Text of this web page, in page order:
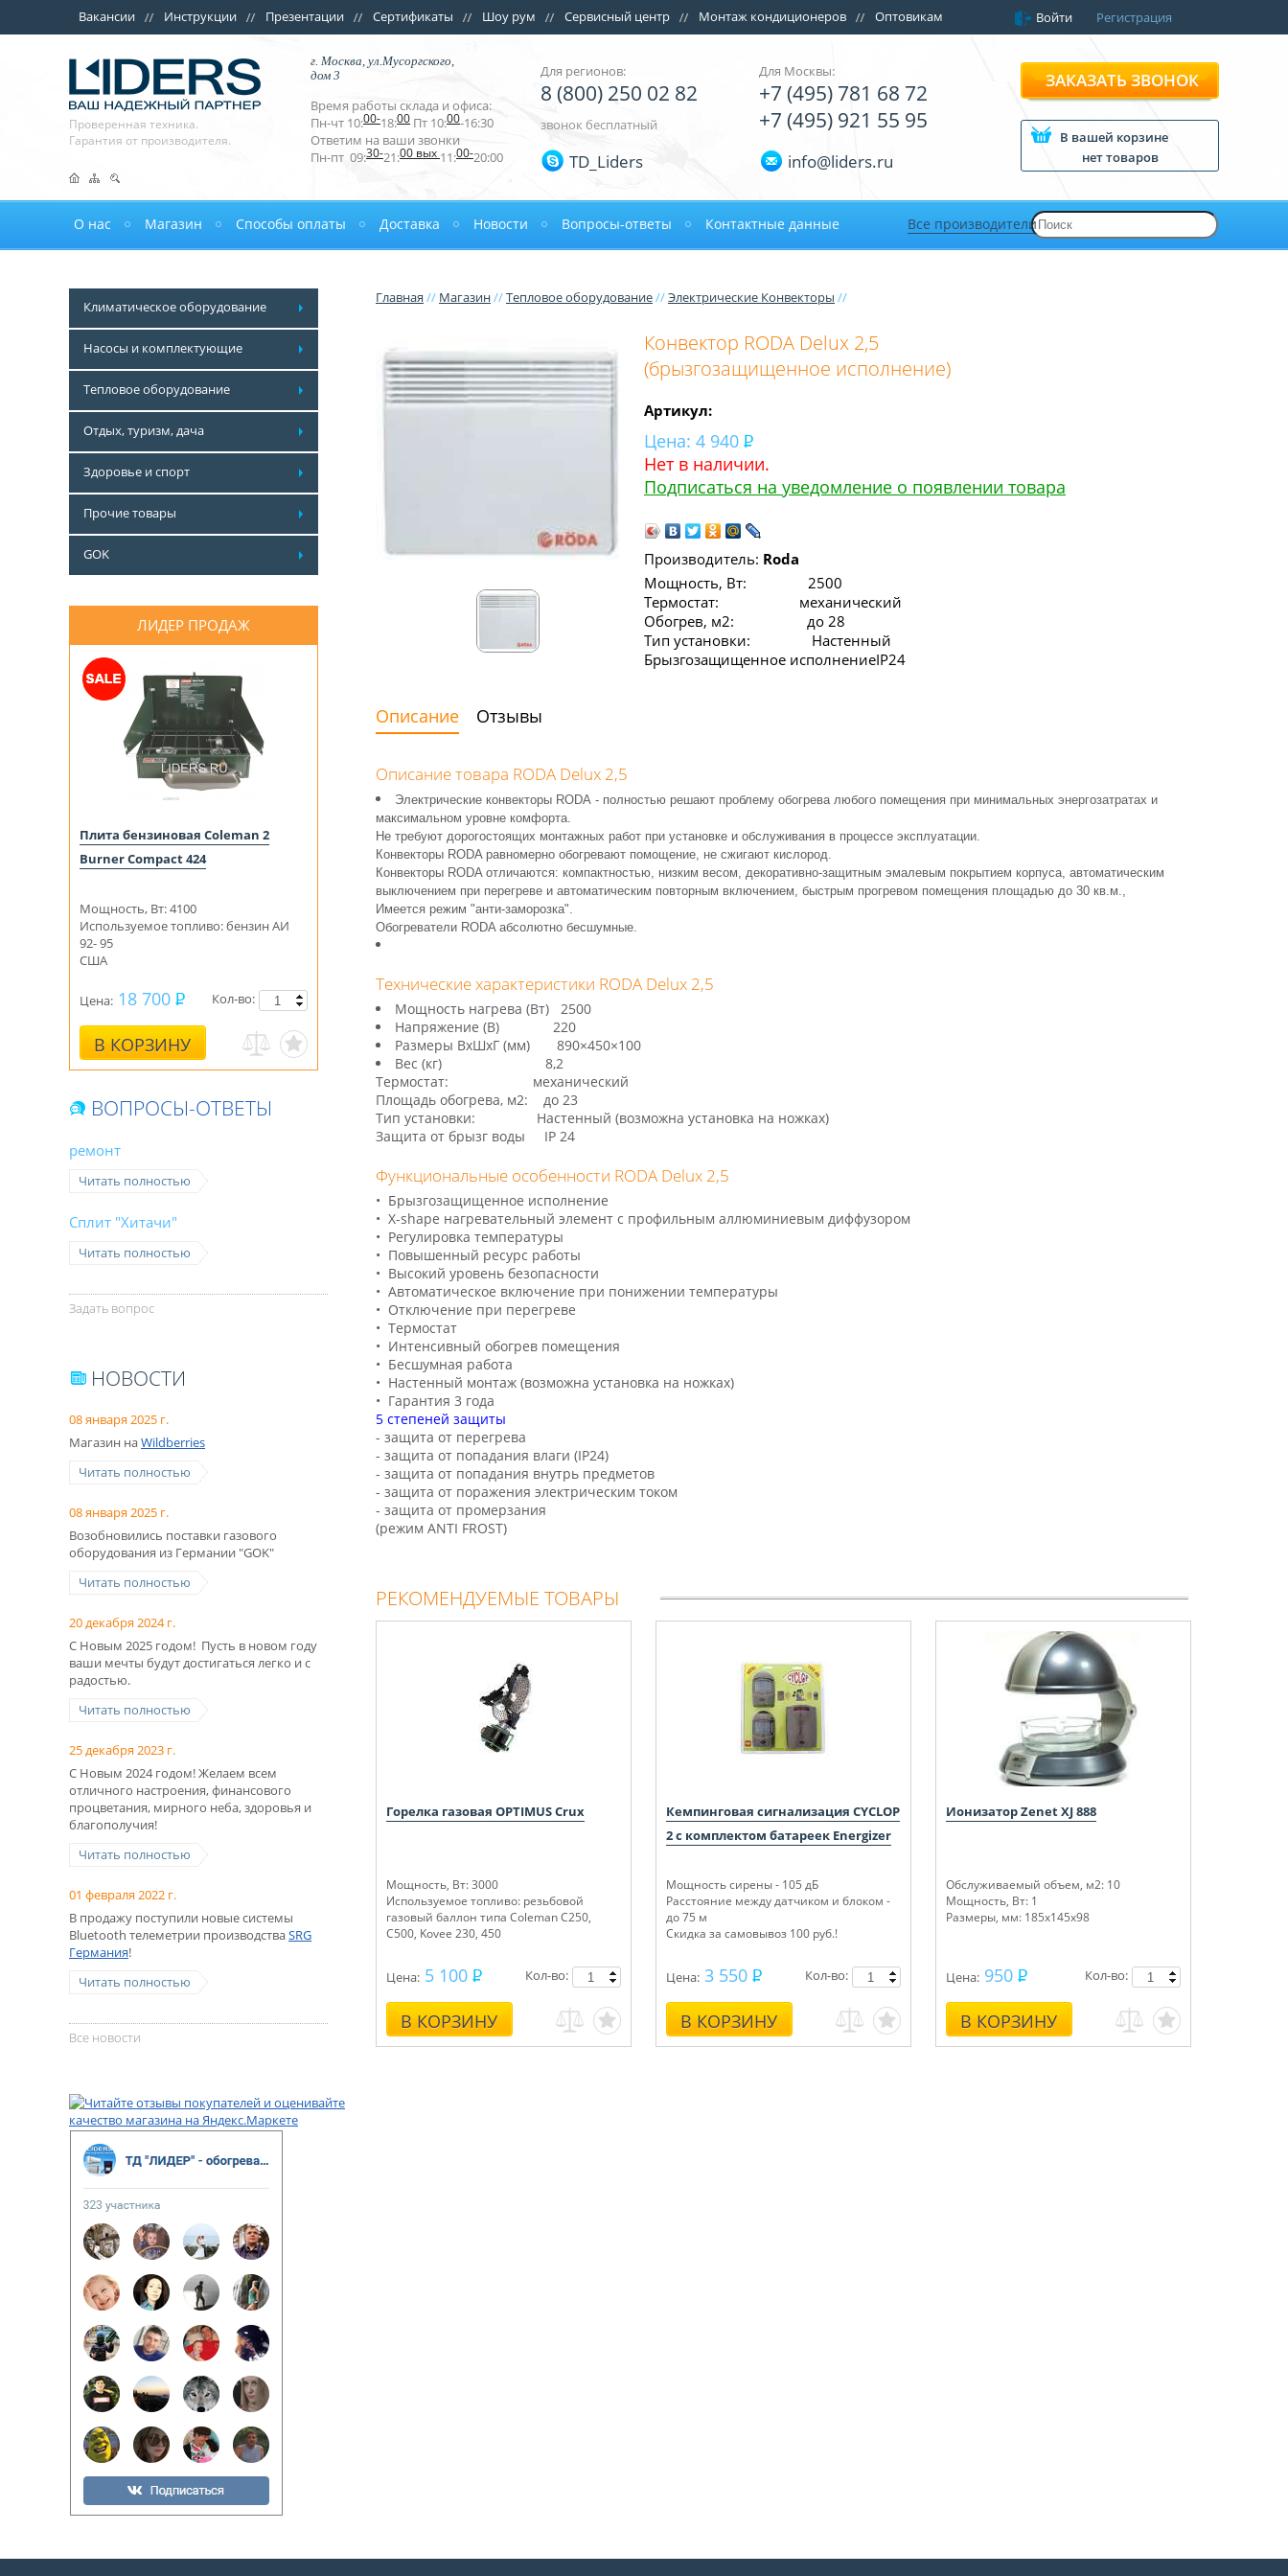
Вакансии Инструкции Презентации Сертификаты Шоу рум Сервисный центр Монтаж кондиционеров Оптовикам Войти Регистрация
Проверенная техника.
Гарантия от производителя.
г. Москва, ул.Мусоргского,
дом 3
Время работы склада и офиса:
Пн-чт 10:00-18:00 Пт 10:00-16:30
Ответим на ваши звонки
Пн-пт 09:30-21:00 вых 11:00-20:00
Для регионов:
8 (800) 250 02 82
звонок бесплатный
TD_Liders
Для Москвы:
+7 (495) 781 68 72
+7 (495) 921 55 95
info@liders.ru
ЗАКАЗАТЬ ЗВОНОК
В вашей корзине
нет товаров
О нас Магазин Способы оплаты Доставка Новости Вопросы-ответы Контактные данные Все производители
Климатическое оборудование
Насосы и комплектующие
Тепловое оборудование
Отдых, туризм, дача
Здоровье и спорт
Прочие товары
GOK
ЛИДЕР ПРОДАЖ
Плита бензиновая Coleman 2
Burner Compact 424
Мощность, Вт: 4100
Используемое топливо: бензин АИ
92- 95
США
Цена: 18 700
В КОРЗИНУ
Кол-во:
ВОПРОСЫ-ОТВЕТЫ
ремонт
Читать полностью
Сплит "Хитачи"
Читать полностью
Задать вопрос
НОВОСТИ
08 января 2025 г.
Магазин наWildberries
Читать полностью
08 января 2025 г.
Возобновились поставки газового
оборудования из Германии "GOK"
Читать полностью
20 декабря 2024 г.
С Новым 2025 годом! Пусть в новом году
ваши мечты будут достигаться легко и с
радостью.
Читать полностью
25 декабря 2023 г.
С Новым 2024 годом! Желаем всем
отличного настроения, финансового
процветания, мирного неба, здоровья и
благополучия!
Читать полностью
01 февраля 2022 г.
В продажу поступили новые системы
Bluetooth телеметрии производстваSRG
Германия!
Читать полностью
Все новости
Главная // Магазин//Тепловое оборудование//Электрические Конвекторы //
Конвектор RODA Delux 2,5
(брызгозащищенное исполнение)
Артикул:
Цена: 4 940
Нет в наличии.
Подписаться на уведомление о появлении товара
Производитель: Roda
Мощность, Вт: 2500
Термостат: механический
Обогрев, м2: до 28
Тип установки: Настенный
Брызгозащищенное исполнениеIP24
Описание Отзывы
Описание товара RODA Delux 2,5
Электрические конвекторы RODA - полностью решают проблему обогрева любого помещения при минимальных энергозатратах и
максимальном уровне комфорта.
Не требуют дорогостоящих монтажных работ при установке и обслуживания в процессе эксплуатации.
Конвекторы RODA равномерно обогревают помощение, не сжигают кислород.
Конвекторы RODA отличаются: компактностью, низким весом, декоративно-защитным эмалевым покрытием корпуса, автоматическим
выключением при перегреве и автоматическим повторным включением, быстрым прогревом помещения площадью до 30 кв.м.,
Имеется режим "анти-заморозка".
Обогреватели RODA абсолютно бесшумные.
Технические характеристики RODA Delux 2,5
Мощность нагрева (Вт) 2500
Напряжение (В) 220
Размеры ВхШхГ (мм) 890×450×100
Вес (кг) 8,2
Термостат: механический
Площадь обогрева, м2: до 23
Тип установки: Настенный (возможна установка на ножках)
Защита от брызг воды IP 24
Функциональные особенности RODA Delux 2,5
• Брызгозащищенное исполнение
• Х-shape нагревательный элемент с профильным аллюминиевым диффузором
• Регулировка температуры
• Повышенный ресурс работы
• Высокий уровень безопасности
• Автоматическое включение при понижении температуры
• Отключение при перегреве
• Термостат
• Интенсивный обогрев помещения
• Бесшумная работа
• Настенный монтаж (возможна установка на ножках)
• Гарантия 3 года
5 степеней защиты
- защита от перегрева
- защита от попадания влаги (IP24)
- защита от попадания внутрь предметов
- защита от поражения электрическим током
- защита от промерзания
(режим ANTI FROST)
РЕКОМЕНДУЕМЫЕ ТОВАРЫ
Горелка газовая OPTIMUS Crux
Мощность, Вт: 3000
Используемое топливо: резьбовой
газовый баллон типа Coleman C250,
C500, Kovee 230, 450
Цена: 5 100
В КОРЗИНУ
Кол-во:
Кемпинговая сигнализация CYCLOP
2 с комплектом батареек Energizer
Мощность сирены - 105 дБ
Расстояние между датчиком и блоком -
до 75 м
Скидка за самовывоз 100 руб.!
Цена: 3 550
В КОРЗИНУ
Кол-во:
Ионизатор Zenet XJ 888
Обслуживаемый объем, м2: 10
Мощность, Вт: 1
Размеры, мм: 185х145х98
Цена: 950
В КОРЗИНУ
Кол-во: